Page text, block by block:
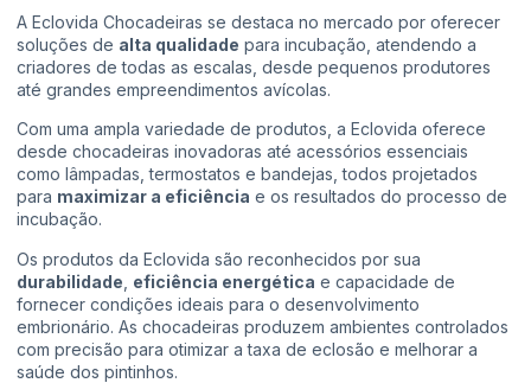
A Eclovida Chocadeiras se destaca no mercado por oferecer
soluções de alta qualidade para incubação, atendendo a
criadores de todas as escalas, desde pequenos produtores
até grandes empreendimentos avícolas.
Com uma ampla variedade de produtos, a Eclovida oferece
desde chocadeiras inovadoras até acessórios essenciais
como lâmpadas, termostatos e bandejas, todos projetados
para maximizar a eficiência e os resultados do processo de
incubação.
Os produtos da Eclovida são reconhecidos por sua
durabilidade eficiência energética e capacidade de
fornecer condições ideais para o desenvolvimento
embrionário. As chocadeiras produzem ambientes controlados
com precisão para otimizar a taxa de eclosão e melhorar a
saúde dos pintinhos.